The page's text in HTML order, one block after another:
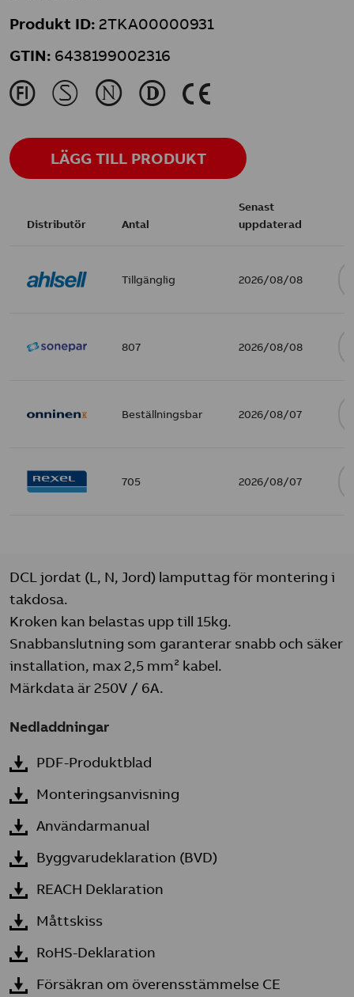
Produkt ID: 2TKA00000931
GTIN: 6438199002316
J M N L K
LÄGG TILL PRODUKT
Distributör Antal
Senast
uppdaterad
Tillgänglig 2026/08/08
807 2026/08/08
Beställningsbar 2026/08/07
705 2026/08/07
DCL jordat (L, N, Jord) lamputtag för montering i
takdosa.
Kroken kan belastas upp till 15kg.
Snabbanslutning som garanterar snabb och säker
installation, max 2,5 mm² kabel.
Märkdata är 250V / 6A.
Nedladdningar
PDF-Produktblad
Monteringsanvisning
Användarmanual
Byggvarudeklaration (BVD)
REACH Deklaration
Måttskiss
RoHS-Deklaration
Försäkran om överensstämmelse CE